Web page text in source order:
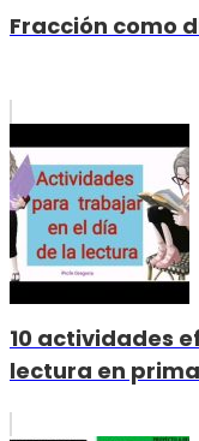
Fracción como
10 actividades
lectura en